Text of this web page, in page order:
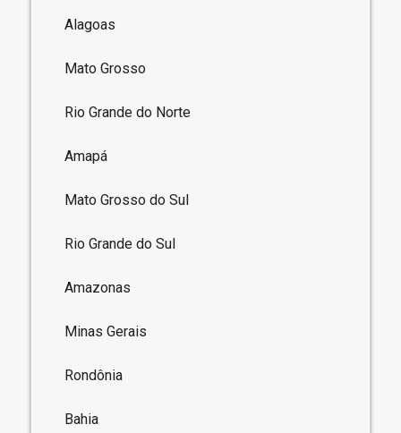
Alagoas
Mato Grosso
Rio Grande do Norte
Amapá
Mato Grosso do Sul
Rio Grande do Sul
Amazonas
Minas Gerais
Rondônia
Bahia